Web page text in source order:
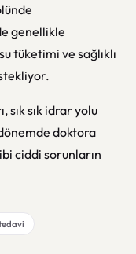
genellikle
tüketimi ve sağlıklı
sık sık idrar yolu
doktora
ciddi sorunların